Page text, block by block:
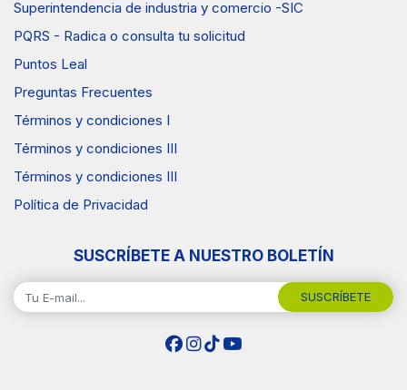
Superintendencia de industria y comercio -SIC
PQRS - Radica o consulta tu solicitud
Puntos Leal
Preguntas Frecuentes
Términos y condiciones I
Términos y condiciones III
Términos y condiciones III
Política de Privacidad
SUSCRÍBETE A NUESTRO BOLETÍN
SUSCRÍBETE